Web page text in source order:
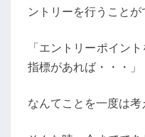
ントリーを行うことが
「エントリーポイン
指標があれば・・・」
なんてことを一度は考